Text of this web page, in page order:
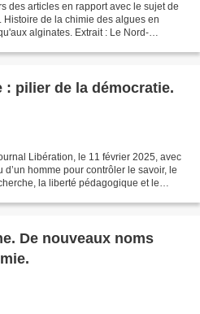
des articles en rapport avec le sujet de
de la chimie des algues en
alginates. Extrait : Le Nord-
: pilier de la démocratie.
Libération, le 11 février 2025, avec
homme pour contrôler le savoir, le
la liberté pédagogique et le
De nouveaux noms